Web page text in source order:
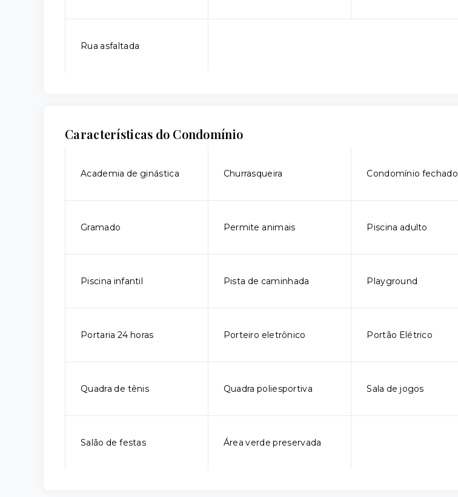
Rua asfaltada
Características do Condomínio
Academia de ginástica Churrasqueira Condomínio fechado
Gramado Permite animais Piscina adulto
Piscina infantil Pista de caminhada Playground
Portaria 24 horas Porteiro eletrônico Portão Elétrico
Quadra de tênis Quadra poliesportiva Sala de jogos
Salão de festas Área verde preservada